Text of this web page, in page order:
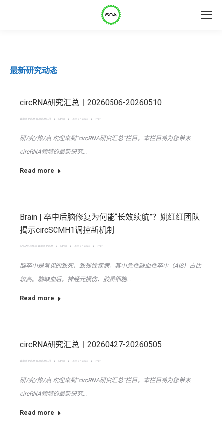
最新研究动态
circRNA研究汇总丨20260506-20260510
最新重要进展 每周进展汇总 admin 五月 11, 2026 评论
研/究/热/点 欢迎来到“circRNA研究汇总”栏目，本栏目将为您带来
circRNA领域的最新研究…
Read more
Brain | 卒中后脑修复为何能“长效续航”？姚红红团队
揭示circSCMH1调控新机制
circRNA与疾病 最新重要进展 admin 五月 11, 2026 评论
脑卒中是常见的致死、致残性疾病，其中急性缺血性卒中（AIS）占比
较高。脑缺血后，神经元损伤、胶质细胞…
Read more
circRNA研究汇总丨20260427-20260505
最新重要进展 每周进展汇总 admin 五月 11, 2026 评论
研/究/热/点 欢迎来到“circRNA研究汇总”栏目，本栏目将为您带来
circRNA领域的最新研究…
Read more